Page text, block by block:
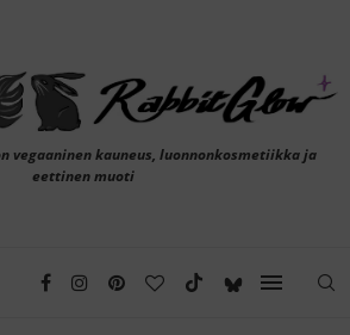
vegaaninen kauneus, luonnonkosmetiikka ja
eettinen muoti